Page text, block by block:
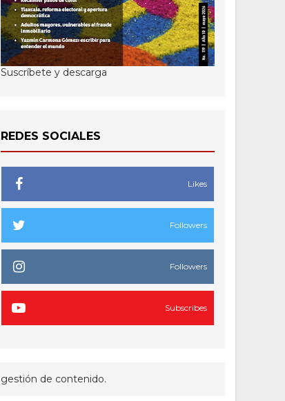
Suscríbete y descarga
REDES SOCIALES
Likes
Followers
Followers
Subscribes
gestión de contenido.